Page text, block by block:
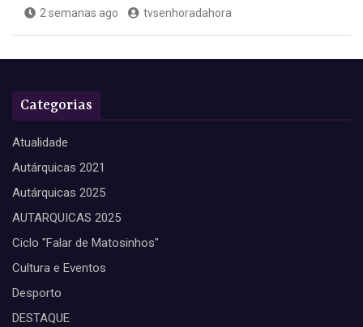
2 semanas ago tvsenhoradahora
Categorias
Atualidade
Autárquicas 2021
Autárquicas 2025
AUTARQUICAS 2025
Ciclo "Falar de Matosinhos"
Cultura e Eventos
Desporto
DESTAQUE